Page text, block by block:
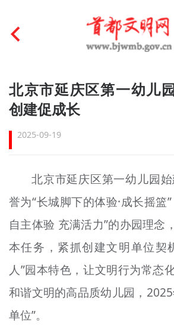
首页
文明创建
文明实践
未成年人思想道德建设
榜样人物
身边好人
北京宣传文化引导基金
北京市延庆区第一幼儿
创建促成长
2025-09-19
北京市延庆区第一幼儿园
誉为“长城脚下的体验·成长摇篮
自主体验 充满活力”的办园理念
本任务，紧抓创建文明单位契
人”园本特色，让文明行为常态
和谐文明的高品质幼儿园，
单位”。